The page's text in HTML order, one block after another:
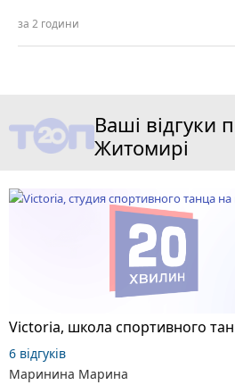
за 2 години
Ваші відгуки
Житомирі
6 відгуків
Маринина Марина